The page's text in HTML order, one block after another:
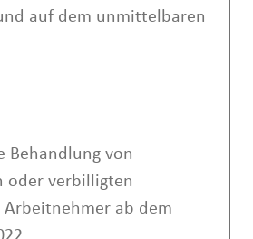
auf dem unmittelbaren
Behandlung von
oder verbilligten
ab dem